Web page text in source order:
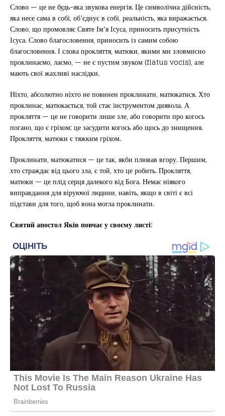
Слово — це не будь-яка звукова енергія. Це символічна дійсність,
яка несе сама в собі, об’єднує в собі, реальність, яка виражається.
Слово, що промовляє Святе Ім’я Ісуса, приносить присутність
Ісуса. Слово благословення, приносить із самим собою
благословення. І слова прокляття, матюки, якими ми зловмисно
проклинаємо, лаємо, — не є пустим звуком (flatus vocis), але
мають свої жахливі наслідки.
Ніхто, абсолютно ніхто не повинен проклинати, матюкатися. Хто
проклинає, матюкається, той стає інструментом диявола. А
прокляття — це не говорити лише зле, або говорити про когось
погано, що є гріхом; це засудити когось або щось до знищення.
Прокляття, матюки є тяжким гріхом.
Проклинати, матюкатися — це так, якби плював вгору. Першим,
хто страждає від цього зла, є той, хто це робить. Прокляття,
матюки — це плід серця далекого від Бога. Немає ніякого
виправдання для віруючої людини, навіть, якщо в світі є всі
підстави для того, щоб вона могла проклинати.
Святий апостол Яків повчає у своєму листі: